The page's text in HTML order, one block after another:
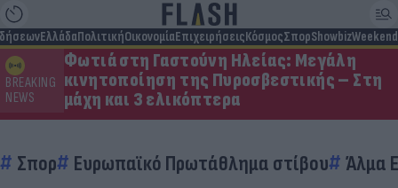
ΕλλάδαΠολιτικήΟικονομίαΕπιχειρήσειςΚόσμοςΣπορShowbizWeekend
BREAKING
NEWS
Φωτιά στη Γαστούνη Ηλείας: Μεγάλη
κινητοποίηση της Πυροσβεστικής – Στη
μάχη και 3 ελικόπτερα
Σπορ Ευρωπαϊκό Πρωτάθλημα στίβου Άλμα